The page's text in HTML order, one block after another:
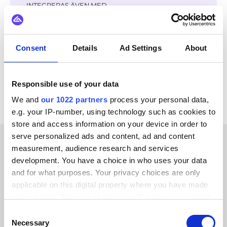
Consent Details Ad Settings About
Responsible use of your data
We and our 1022 partners process your personal data,
e.g. your IP-number, using technology such as cookies to
store and access information on your device in order to
serve personalized ads and content, ad and content
measurement, audience research and services
development. You have a choice in who uses your data
and for what purposes. Your privacy choices are only
applicable on this digital property where you have made
the Privacy trigger icon.
Selection
Necessary
INTEGRERAS ÄVEN MED
Shopify
Jetshop
OpenAI Klarna Adyen
Learn how we’ve earned our
customers’ trust